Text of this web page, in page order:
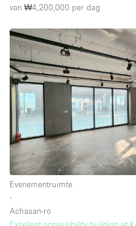
Verdieping/Toegang:
van ₩4,200,000 per dag
Evenementruimte
∙
Achasan-ro
Excellent accessibility building at